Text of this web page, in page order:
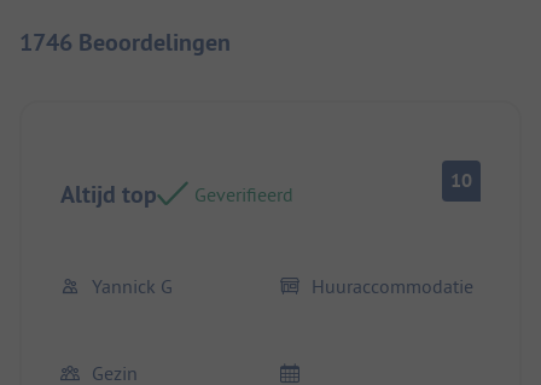
1746 Beoordelingen
Altijd top Geverifieerd
10
Yannick G Huuraccommodatie
Gezin